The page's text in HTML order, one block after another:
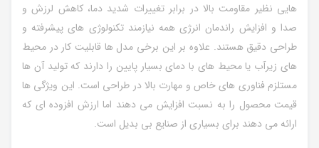
هایی نظیر مقاومت بالا در برابر تغییرات شدید دما، کاهش لرزش و
صدا و افزایش راندمان انرژی همه نیازمند تکنولوژی های پیشرفته و
طراحی دقیق هستند. علاوه بر این برخی مدل ها قابلیت کار در محیط
های زیرآب یا محیط های با دمای بسیار پایین را دارند که تولید آن ها
مستلزم فناوری های خاص و مهارت بالا در طراحی است. این ویژگی ها
قیمت محصول را به نسبت افزایش می دهند اما ارزش افزوده ای که
ارائه می دهند برای بسیاری از صنایع بی بدیل است.